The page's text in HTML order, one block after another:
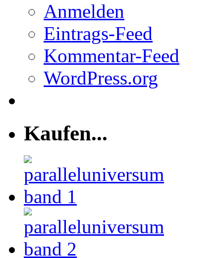
Anmelden
Eintrags-Feed
Kommentar-Feed
WordPress.org
Kaufen...